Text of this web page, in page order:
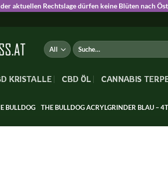
aktuellen Rechtslage dürfen keine Blüten nach
Suche
nach:
KRISTALLE CBD ÖL CANNABIS
BULLDOG THE BULLDOG ACRYLGRINDER BLAU –